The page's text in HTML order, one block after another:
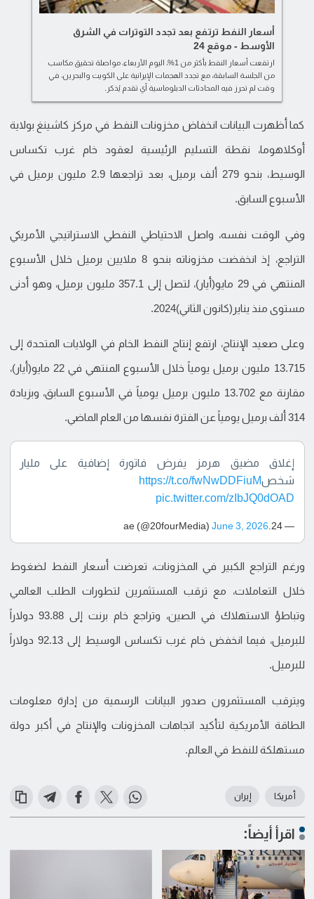
أسعار النفط ترتفع بعد تجدد التوترات في الشرق
الأوسط - موقع 24
ارتفعت أسعار النفط بأكثر من 1%، اليوم الأربعاء، مواصلة تحقيق مكاسب
من الجلسة السابقة، مع تجدد الهجمات الإيرانية على الكويت والبحرين، في
وقت لم تحرز فيه المحادثات الدبلوماسية أي تقدم يُذكر.
كما أظهرت البيانات انخفاض مخزونات النفط في مركز كاشينغ بولاية
أوكلاهوما، نقطة التسليم الرئيسية لعقود خام غرب تكساس
الوسيط، بنحو 279 ألف برميل، بعد تراجعها 2.9 مليون برميل في
الأسبوع السابق.
وفي الوقت نفسه، واصل الاحتياطي النفطي الاستراتيجي الأمريكي
التراجع، إذ انخفضت مخزوناته بنحو 8 ملايين برميل خلال الأسبوع
المنتهي في 29 مايو(أيار)، لتصل إلى 357.1 مليون برميل، وهو أدنى
مستوى منذ يناير(كانون الثاني)2024.
وعلى صعيد الإنتاج، ارتفع إنتاج النفط الخام في الولايات المتحدة إلى
13.715 مليون برميل يومياً خلال الأسبوع المنتهي في 22 مايو(أيار)،
مقارنة مع 13.702 مليون برميل يومياً في الأسبوع السابق، وبزيادة
314 ألف برميل يومياً عن الفترة نفسها من العام الماضي.
إغلاق مضيق هرمز يفرض فاتورة إضافية على مليار
شخصhttps://t.co/fwNwDDFiuM
pic.twitter.com/zIbJQ0dOAD
— 24.ae (@20fourMedia)
June 3, 2026
ورغم التراجع الكبير في المخزونات، تعرضت أسعار النفط لضغوط
خلال التعاملات، مع ترقب المستثمرين لتطورات الطلب العالمي
وتباطؤ الاستهلاك في الصين، وتراجع خام برنت إلى 93.88 دولاراً
للبرميل، فيما انخفض خام غرب تكساس الوسيط إلى 92.13 دولاراً
للبرميل.
ويترقب المستثمرون صدور البيانات الرسمية من إدارة معلومات
الطاقة الأمريكية لتأكيد اتجاهات المخزونات والإنتاج في أكبر دولة
مستهلكة للنفط في العالم.
أمريكا إيران
اقرأ أيضاً: